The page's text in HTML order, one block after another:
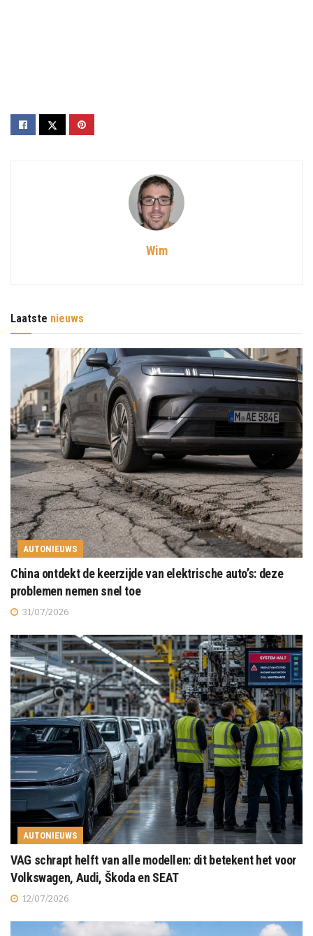
Wim
Laatste nieuws
AUTONIEUWS
China ontdekt de keerzijde van elektrische auto’s: deze
problemen nemen snel toe
31/07/2026
AUTONIEUWS
VAG schrapt helft van alle modellen: dit betekent het voor
Volkswagen, Audi, Škoda en SEAT
12/07/2026